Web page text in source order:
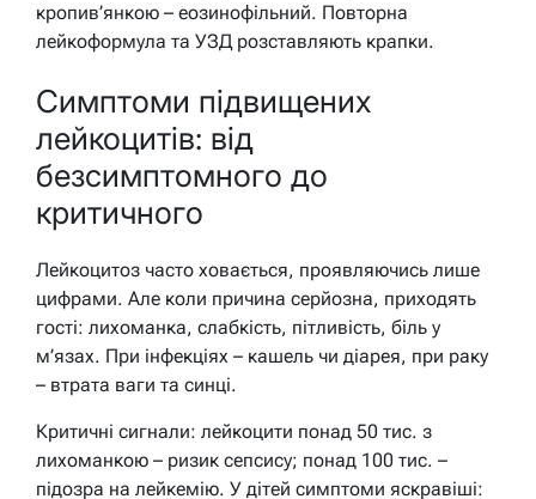
кропив’янкою – еозинофільний. Повторна
лейкоформула та УЗД розставляють крапки.
Симптоми підвищених
лейкоцитів: від
безсимптомного до
критичного
Лейкоцитоз часто ховається, проявляючись лише
цифрами. Але коли причина серйозна, приходять
гості: лихоманка, слабкість, пітливість, біль у
м’язах. При інфекціях – кашель чи діарея, при раку
– втрата ваги та синці.
Критичні сигнали: лейкоцити понад 50 тис. з
лихоманкою – ризик сепсису; понад 100 тис. –
підозра на лейкемію. У дітей симптоми яскравіші: